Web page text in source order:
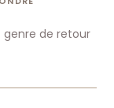
genre de retour